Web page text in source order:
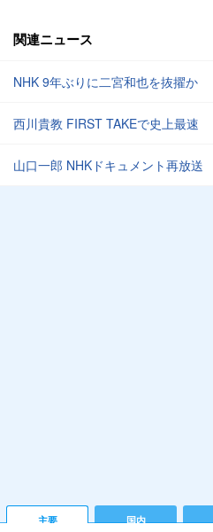
関連ニュース
NHK 9年ぶりに二宮和也を抜擢か
西川貴教 FIRST TAKEで史上最速
山口一郎 NHKドキュメント再放送
主要 国内